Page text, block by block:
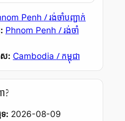
Penh / រង់ចាំបញ្ជាក់
Phnom Penh / រង់ចាំ
ស: Cambodia / កម្ពុជា
?
: 2026-08-09